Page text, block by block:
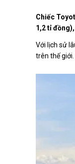
Chiếc
1,2 tỉ
Với lịch sử
trên thế